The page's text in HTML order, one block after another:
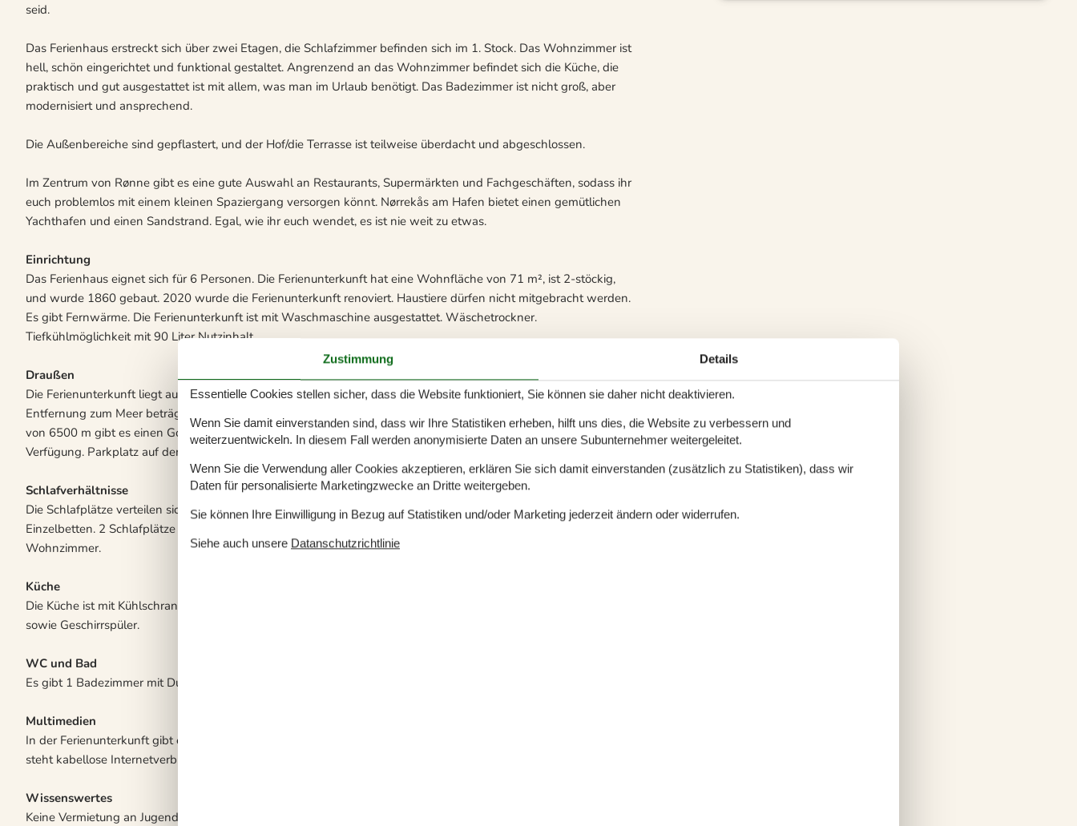
seid.
Das Ferienhaus erstreckt sich über zwei Etagen, die Schlafzimmer befinden sich im 1. Stock. Das Wohnzimmer ist
hell, schön eingerichtet und funktional gestaltet. Angrenzend an das Wohnzimmer befindet sich die Küche, die
praktisch und gut ausgestattet ist mit allem, was man im Urlaub benötigt. Das Badezimmer ist nicht groß, aber
modernisiert und ansprechend.
Die Außenbereiche sind gepflastert, und der Hof/die Terrasse ist teilweise überdacht und abgeschlossen.
Im Zentrum von Rønne gibt es eine gute Auswahl an Restaurants, Supermärkten und Fachgeschäften, sodass ihr
euch problemlos mit einem kleinen Spaziergang versorgen könnt. Nørrekås am Hafen bietet einen gemütlichen
Yachthafen und einen Sandstrand. Egal, wie ihr euch wendet, es ist nie weit zu etwas.
Einrichtung
Das Ferienhaus eignet sich für 6 Personen. Die Ferienunterkunft hat eine Wohnfläche von 71 m², ist 2-stöckig,
und wurde 1860 gebaut. 2020 wurde die Ferienunterkunft renoviert. Haustiere dürfen nicht mitgebracht werden.
Es gibt Fernwärme. Die Ferienunterkunft ist mit Waschmaschine ausgestattet. Wäschetrockner.
Tiefkühlmöglichkeit mit 90 Liter Nutzinhalt.
Draußen
Die Ferienunterkunft liegt auf einem 69 m² großen Naturgrundstück. Das Grundstück ist eingezäunt. Die
Entfernung zum Meer beträgt 400 m. Die nächste Einkaufsmöglichkeit liegt 1200 m entfernt. In einem Abstand
von 6500 m gibt es einen Golfplatz. Außerdem gibt es überdachte Terrasse. Geräteraum. Es steht ein Grill zur
Verfügung. Parkplatz auf dem Grundstück.
Schlafverhältnisse
Die Schlafplätze verteilen sich auf 2 Schlafräume. 2 Schlafplätze in einem Doppelbett. 2 Schlafplätze in
Einzelbetten. 2 Schlafplätze auf einer Doppelschlafcouch. 2 von diesen Schlafplätzen befinden sich im
Wohnzimmer.
Küche
Die Küche ist mit Kühlschrank ausgestattet. Außerdem gibt es 4 Keramik-Kochfelder, Umluftofen, Mikrowelle
sowie Geschirrspüler.
WC und Bad
Es gibt 1 Badezimmer mit Duschnische und 1 Toilette.
Multimedien
In der Ferienunterkunft gibt es einen Fernseher.1 Chromecast. Radio. Keine Fernsehsender - nur Streaming. Es
steht kabellose Internetverbindung zur Verfügung.
Wissenswertes
Keine Vermietung an Jugendgruppen, in denen alle 15-25 Jahre sind. Rauchen ist nicht zugelassen. Bei
Zustimmung Details
Essentielle Cookies stellen sicher, dass die Website funktioniert, Sie können sie daher nicht deaktivieren.
Wenn Sie damit einverstanden sind, dass wir Ihre Statistiken erheben, hilft uns dies, die Website zu verbessern und
weiterzuentwickeln. In diesem Fall werden anonymisierte Daten an unsere Subunternehmer weitergeleitet.
Wenn Sie die Verwendung aller Cookies akzeptieren, erklären Sie sich damit einverstanden (zusätzlich zu Statistiken), dass wir
Daten für personalisierte Marketingzwecke an Dritte weitergeben.
Sie können Ihre Einwilligung in Bezug auf Statistiken und/oder Marketing jederzeit ändern oder widerrufen.
Siehe auch unsere Datanschutzrichtlinie